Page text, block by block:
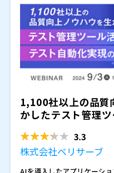
るテストプロセスについて
におけるAI活用シーンに関
イトを提供します。
会社（）
※共催、協賛、協力、講演
れる可能性があります。
1,100社以上の品質
かしたテスト管理
3.3
株式会社ベリサーブ